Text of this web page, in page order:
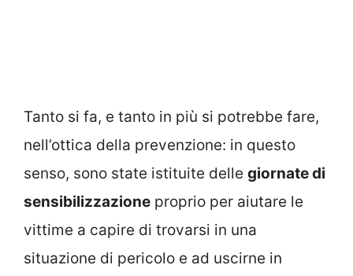
Tanto si fa, e tanto in più si potrebbe fare,
nell’ottica della prevenzione: in questo
senso, sono state istituite delle giornate di
sensibilizzazione proprio per aiutare le
vittime a capire di trovarsi in una
situazione di pericolo e ad uscirne in